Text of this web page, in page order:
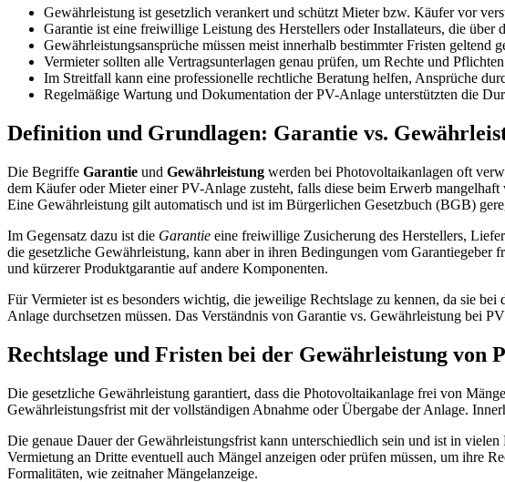
Gewährleistung ist gesetzlich verankert und schützt Mieter bzw. Käufer vor
Garantie ist eine freiwillige Leistung des Herstellers oder Installateurs, die über
Gewährleistungsansprüche müssen meist innerhalb bestimmter Fristen
Vermieter sollten alle Vertragsunterlagen genau prüfen, um Rechte und
Im Streitfall kann eine professionelle rechtliche Beratung helfen, Ansprüche
Regelmäßige Wartung und Dokumentation der PV-Anlage unterstützten die
Definition und Grundlagen: Garantie vs.
Die Begriffe Garantie und Gewährleistung werden bei Photovoltaikanlagen oft
dem Käufer oder Mieter einer PV-Anlage zusteht, falls diese beim Erwerb
Eine Gewährleistung gilt automatisch und ist im Bürgerlichen Gesetzbuch (BGB)
Im Gegensatz dazu ist die Garantie eine freiwillige Zusicherung des Herstellers,
die gesetzliche Gewährleistung, kann aber in ihren Bedingungen vom
und kürzerer Produktgarantie auf andere Komponenten.
Für Vermieter ist es besonders wichtig, die jeweilige Rechtslage zu kennen, da sie
Anlage durchsetzen müssen. Das Verständnis von Garantie vs. Gewährleistung bei
Rechtslage und Fristen bei der Gewährleistung von
Die gesetzliche Gewährleistung garantiert, dass die Photovoltaikanlage frei von
Gewährleistungsfrist mit der vollständigen Abnahme oder Übergabe der Anlage.
Die genaue Dauer der Gewährleistungsfrist kann unterschiedlich sein und ist in
Vermietung an Dritte eventuell auch Mängel anzeigen oder prüfen müssen, um ihre
Formalitäten, wie zeitnaher Mängelanzeige.